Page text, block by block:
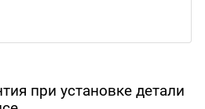
при установке детали